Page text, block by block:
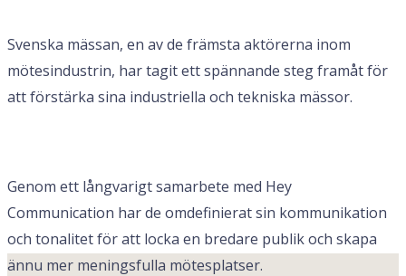
Svenska mässan, en av de främsta aktörerna inom
mötesindustrin, har tagit ett spännande steg framåt för
att förstärka sina industriella och tekniska mässor.
Genom ett långvarigt samarbete med Hey
Communication har de omdefinierat sin kommunikation
och tonalitet för att locka en bredare publik och skapa
ännu mer meningsfulla mötesplatser.